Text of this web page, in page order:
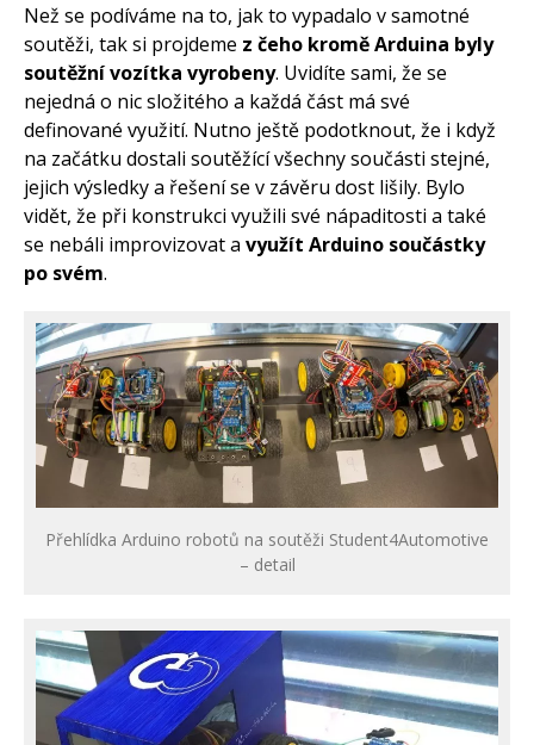
Než se podíváme na to, jak to vypadalo v samotné
soutěži, tak si projdeme z čeho kromě Arduina byly
soutěžní vozítka vyrobeny. Uvidíte sami, že se
nejedná o nic složitého a každá část má své
definované využití. Nutno ještě podotknout, že i když
na začátku dostali soutěžící všechny součásti stejné,
jejich výsledky a řešení se v závěru dost lišily. Bylo
vidět, že při konstrukci využili své nápaditosti a také
se nebáli improvizovat a využít Arduino součástky
po svém.
Přehlídka Arduino robotů na soutěži Student4Automotive
– detail